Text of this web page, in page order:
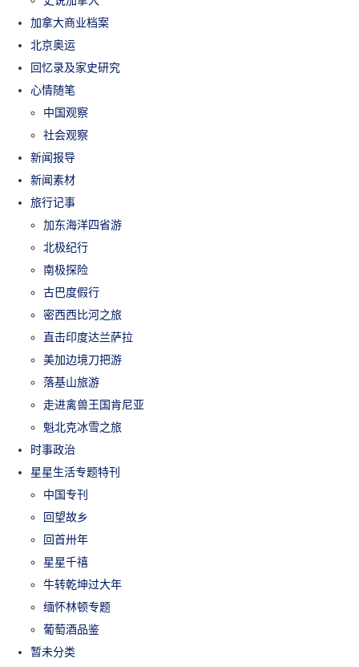
加拿大商业档案
北京奥运
回忆录及家史研究
心情随笔
中国观察
社会观察
新闻报导
新闻素材
旅行记事
加东海洋四省游
北极纪行
南极探险
古巴度假行
密西西比河之旅
直击印度达兰萨拉
美加边境刀把游
落基山旅游
走进禽兽王国肯尼亚
魁北克冰雪之旅
时事政治
星星生活专题特刊
中国专刊
回望故乡
回首卅年
星星千禧
牛转乾坤过大年
缅怀林顿专题
葡萄酒品鉴
暂未分类